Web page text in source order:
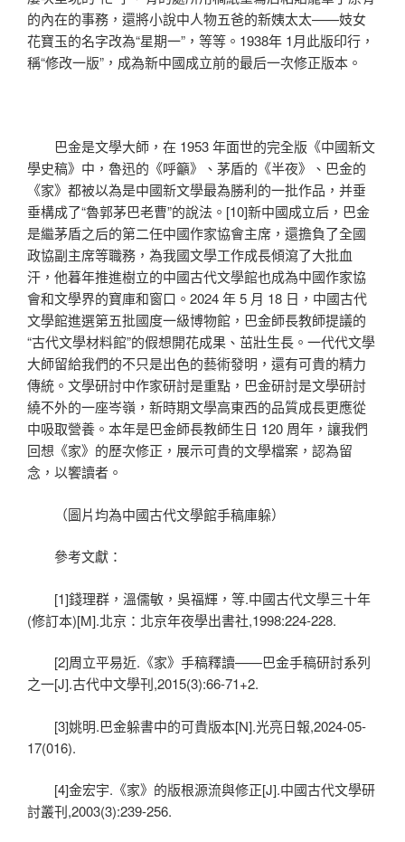
的內在的事務，還將小說中人物五爸的新姨太太——妓女
花寶玉的名字改為“星期一”，等等。1938年 1月此版印行，
稱“修改一版”，成為新中國成立前的最后一次修正版本。
巴金是文學大師，在 1953 年面世的完全版《中國新文
學史稿》中，魯迅的《呼籲》、茅盾的《半夜》、巴金的
《家》都被以為是中國新文學最為勝利的一批作品，并垂
垂構成了“魯郭茅巴老曹”的說法。[10]新中國成立后，巴金
是繼茅盾之后的第二任中國作家協會主席，還擔負了全國
政協副主席等職務，為我國文學工作成長傾瀉了大批血
汗，他暮年推進樹立的中國古代文學館也成為中國作家協
會和文學界的寶庫和窗口。2024 年 5 月 18 日，中國古代
文學館進選第五批國度一級博物館，巴金師長教師提議的
“古代文學材料館”的假想開花成果、茁壯生長。一代代文學
大師留給我們的不只是出色的藝術發明，還有可貴的精力
傳統。文學研討中作家研討是重點，巴金研討是文學研討
繞不外的一座岑嶺，新時期文學高東西的品質成長更應從
中吸取營養。本年是巴金師長教師生日 120 周年，讓我們
回想《家》的歷次修正，展示可貴的文學檔案，認為留
念，以饗讀者。
（圖片均為中國古代文學館手稿庫躲）
參考文獻：
[1]錢理群，溫儒敏，吳福輝，等.中國古代文學三十年
(修訂本)[M].北京：北京年夜學出書社,1998:224-228.
[2]周立平易近.《家》手稿釋讀——巴金手稿研討系列
之一[J].古代中文學刊,2015(3):66-71+2.
[3]姚明.巴金躲書中的可貴版本[N].光亮日報,2024-05-
17(016).
[4]金宏宇.《家》的版根源流與修正[J].中國古代文學研
討叢刊,2003(3):239-256.